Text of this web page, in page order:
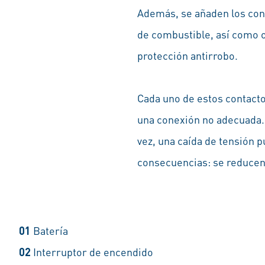
Además, se añaden los
de combustible, así como
protección antirrobo.
Cada uno de estos
una conexión no
vez, una caída de tensión
consecuencias: se
01 Batería
02 Interruptor de encendido